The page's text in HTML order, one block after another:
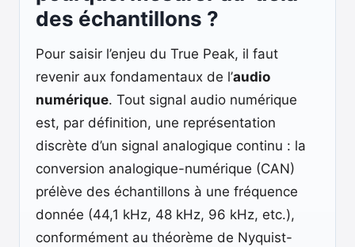
des échantillons ?
Pour saisir l’enjeu du True Peak, il faut
revenir aux fondamentaux de l’audio
numérique. Tout signal audio numérique
est, par définition, une représentation
discrète d’un signal analogique continu : la
conversion analogique-numérique (CAN)
prélève des échantillons à une fréquence
donnée (44,1 kHz, 48 kHz, 96 kHz, etc.),
conformément au théorème de Nyquist-